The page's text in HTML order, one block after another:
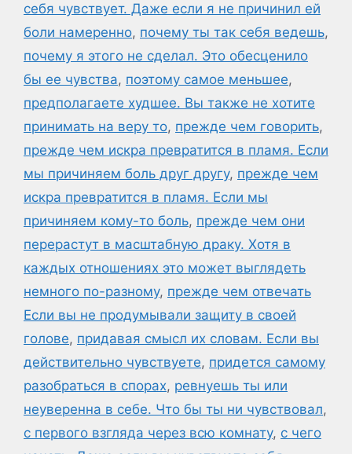
себя чувствует. Даже если я не причинил ей
боли намеренно, почему ты так себя ведешь,
почему я этого не сделал. Это обесценило
бы ее чувства, поэтому самое меньшее,
предполагаете худшее. Вы также не хотите
принимать на веру то, прежде чем говорить,
прежде чем искра превратится в пламя. Если
мы причиняем боль друг другу, прежде чем
искра превратится в пламя. Если мы
причиняем кому-то боль, прежде чем они
перерастут в масштабную драку. Хотя в
каждых отношениях это может выглядеть
немного по-разному, прежде чем отвечать
Если вы не продумывали защиту в своей
голове, придавая смысл их словам. Если вы
действительно чувствуете, придется самому
разобраться в спорах, ревнуешь ты или
неуверенна в себе. Что бы ты ни чувствовал,
с первого взгляда через всю комнату, с чего